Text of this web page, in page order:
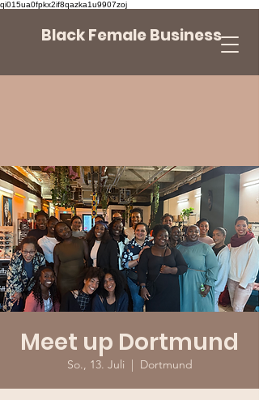
qi015ua0fpkx2if8qazka1u9907zoj
Black Female Business
Meet up Dortmund
So., 13. Juli
  |
Dortmund